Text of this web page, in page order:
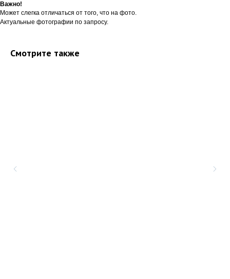
Важно!
Может слегка отличаться от того, что на фото.
Актуальные фотографии по запросу.
Смотрите также